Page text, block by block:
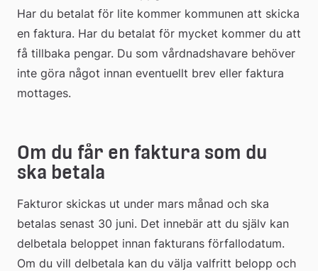
Har du betalat för lite kommer kommunen att skicka
en faktura. Har du betalat för mycket kommer du att
få tillbaka pengar. Du som vårdnadshavare behöver
inte göra något innan eventuellt brev eller faktura
mottages.
Om du får en faktura som du
ska betala
Fakturor skickas ut under mars månad och ska
betalas senast 30 juni. Det innebär att du själv kan
delbetala beloppet innan fakturans förfallodatum.
Om du vill delbetala kan du välja valfritt belopp och